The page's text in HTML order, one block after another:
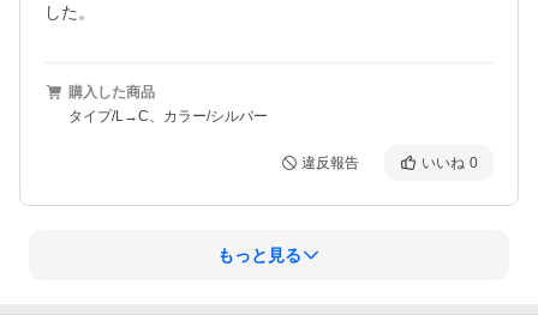
した。
購入した商品
タイプ/L→C、カラー/シルバー
違反報告 いいね 0
もっと見る